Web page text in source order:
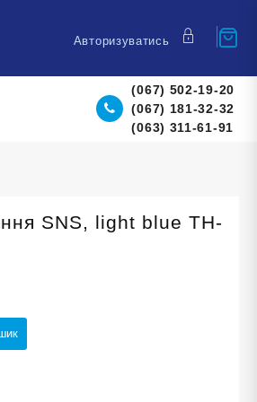
Авторизуватись
(067) 502-19-20
(067) 181-32-32
(063) 311-61-91
SNS, light blue TH-